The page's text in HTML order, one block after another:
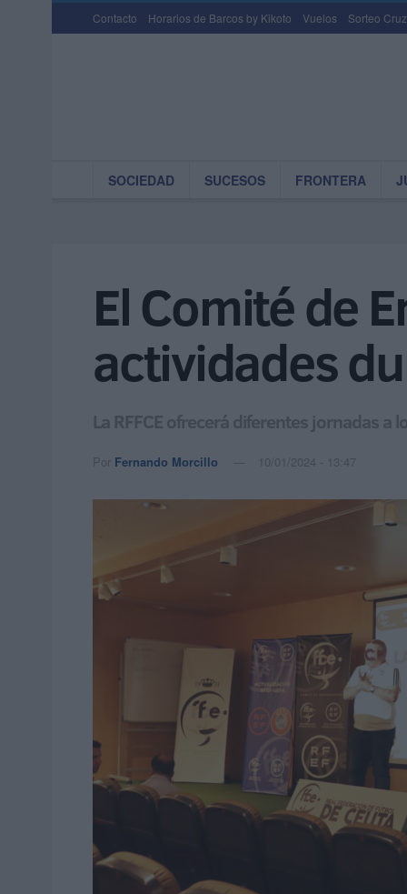
Contacto Horarios de Barcos by Kikoto Vuelos Sorteo
SOCIEDAD SUCESOS FRONTERA
El Comité de
actividades
La RFFCE ofrecerá diferentes jornadas
Por Fernando Morcillo 10/01/2024 - 13:47